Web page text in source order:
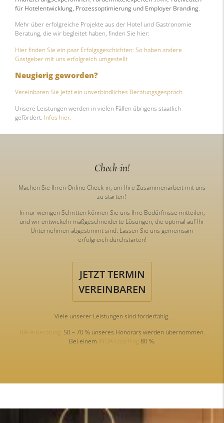
für Hotelentwicklung, Prozessoptimierung und Employer Branding.
Mehr über erfolgreiche Projekte aus der Hotel und Gastronomie
Beratung, die wir begleitet haben, finden Sie hier:
Hier finden Sie ein paar Erfolgsgeschichten: So haben andere
Gastgeber mit uns erfolgreich umgestellt
Neugierig geworden?
Vereinbaren Sie jetzt ein unverbindliches Beratungsgespräch
Unsere Leistungen werden in vielen Fällen übrigens staatlich
gefördert. Infos hier.
Check-in!
Machen Sie Ihren Online Check-in, um Ihre Zusammenarbeit mit uns
zu starten!
In nur wenigen Schritten können Sie uns Ihre Bedürfnisse mitteilen,
und wir entwickeln maßgeschneiderte Lösungen, die optimal auf Ihr
Unternehmen abgestimmt sind. Lassen Sie uns gemeinsam
erfolgreich durchstarten!
JETZT TERMIN
VEREINBAREN
Viele unserer Leistungen sind förderfähig.
BAFA-Beratung: 50 – 70 % unseres Honorars werden übernommen.
Bei einem INQA-Coaching 80 %.